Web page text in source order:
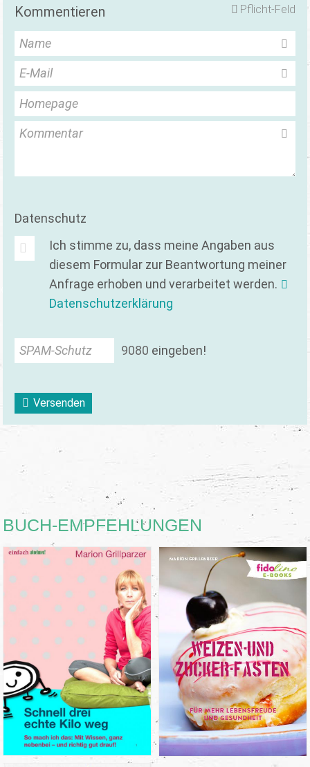
Pflicht-Feld
Kommentieren
Name
E-Mail
Homepage
Kommentar
Datenschutz
Ich stimme zu, dass meine Angaben aus
diesem Formular zur Beantwortung meiner
Anfrage erhoben und verarbeitet werden.
Datenschutzerklärung
SPAM-Schutz 9080 eingeben!
Versenden
BUCH-EMPFEHLUNGEN